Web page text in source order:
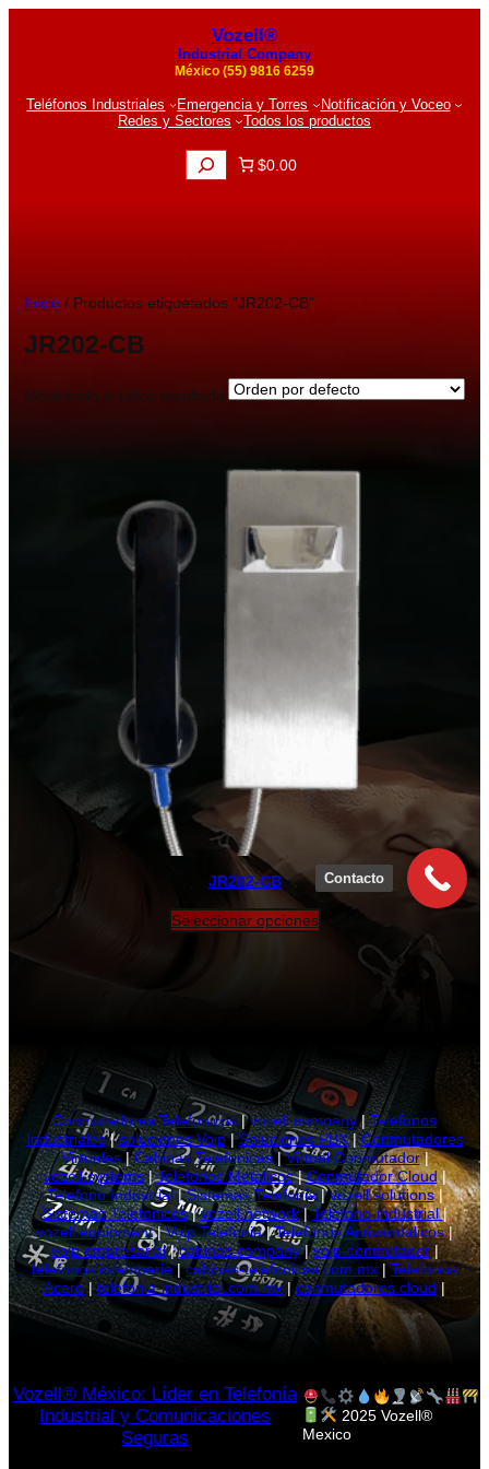
Vozell®
Industrial Company
México (55) 9816 6259
Teléfonos Industriales Emergencia y Torres
Notificación y Voceo
Redes y Sectores
Todos los productos
B
u
$0.00
Inicio / Productos etiquetados “JR202-CB”
JR202-CB
Mostrando el único resultado
JR202-CB
Seleccionar opciones
Conmutadores Telefonicos|vozell.company|Telefonos
Industriales|soluciones Voip|Soluciones PBX|Conmutadores
Virtuales|Cabinas Telefonicas|Virtual Conmutador|
vozell.systems|Telefonos Metalicos|Conmutador Cloud|
Telefono Industrial|Sistemas Telefonia|vozell.solutions|
Sistemas Telefonicos|vozell.network|Telefono-industrial|
vozell.equipment|Voip Telefonia|Telefonos Antivandalicos|
voip empresarial|cabinas.company|voip-conmutador|
telefonos intemperie|cabinas-telefonicas.com.mx |Telefonos
Acero|telefonia-industrial.com.mx|conmutadores.cloud |
Vozell® México: Líder en Telefonía
Industrial y Comunicaciones
Seguras
2025 Vozell®
Mexico
Contacto